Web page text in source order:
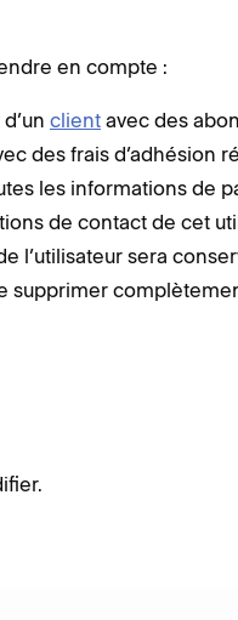
en compte :
client avec des
des frais d’adhésion
les informations de
de contact de cet
l’utilisateur sera
supprimer